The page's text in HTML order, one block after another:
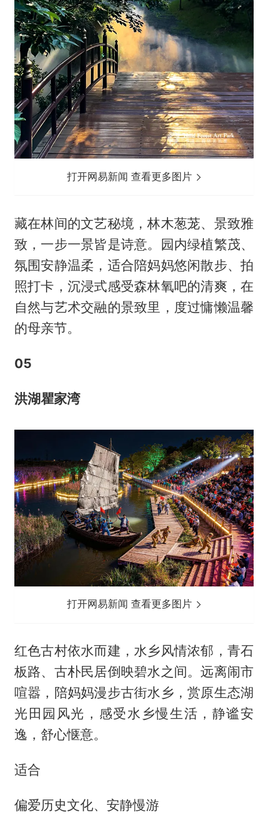
打开网易新闻 查看更多图片
藏在林间的文艺秘境，林木葱茏、景致雅
致，一步一景皆是诗意。园内绿植繁茂、
氛围安静温柔，适合陪妈妈悠闲散步、拍
照打卡，沉浸式感受森林氧吧的清爽，在
自然与艺术交融的景致里，度过慵懒温馨
的母亲节。
05
洪湖瞿家湾
打开网易新闻 查看更多图片
红色古村依水而建，水乡风情浓郁，青石
板路、古朴民居倒映碧水之间。远离闹市
喧嚣，陪妈妈漫步古街水乡，赏原生态湖
光田园风光，感受水乡慢生活，静谧安
逸，舒心惬意。
适合
偏爱历史文化、安静慢游